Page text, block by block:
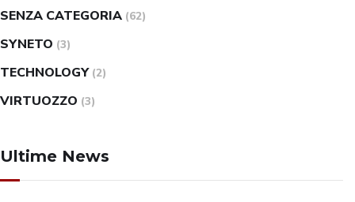
SENZA CATEGORIA (62)
SYNETO (3)
TECHNOLOGY (2)
VIRTUOZZO (3)
Ultime News